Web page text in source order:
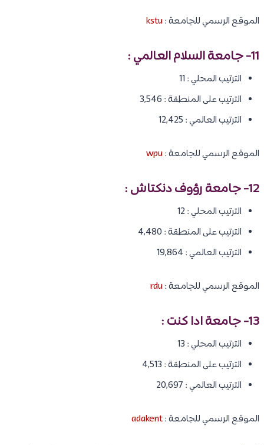
الموقع الرسمي للجامعة :kstu
11- جامعة السلام العالمي :
الترتيب المحلي : 11
الترتيب على المنطقة : 3,546
الترتيب العالمي : 12,425
الموقع الرسمي للجامعة :wpu
12- جامعة رؤوف دنكتاش :
الترتيب المحلي : 12
الترتيب على المنطقة : 4,480
الترتيب العالمي : 19,864
الموقع الرسمي للجامعة :rdu
13- جامعة ادا كنت :
الترتيب المحلي : 13
الترتيب على المنطقة : 4,513
الترتيب العالمي : 20,697
الموقع الرسمي للجامعة :adakent